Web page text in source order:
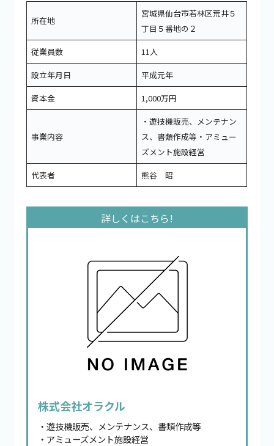
所在地
宮城県仙台市若林区荒井５
丁目５番地の２
従業員数
11人
設立年月日
平成元年
資本金
1,000万円
事業内容
・遊技機販売、メンテナン
ス、書類作成等・アミュー
ズメント施設経営
代表者
熊谷 昭
株式会社オラクル
・遊技機販売、メンテナンス、書類作成等
・アミューズメント施設経営